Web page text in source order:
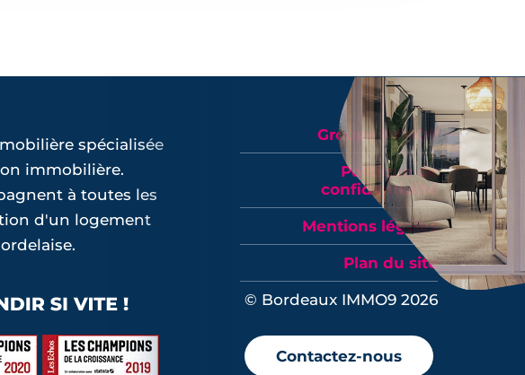
spécialisée
immobilière.
à toutes les
d'un logement
Groupe IMMO9
Politique de
confidentialité
Mentions légales
Plan du site
© Bordeaux IMMO9 2026
Contactez-nous